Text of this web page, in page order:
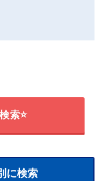
索⭐
に検索